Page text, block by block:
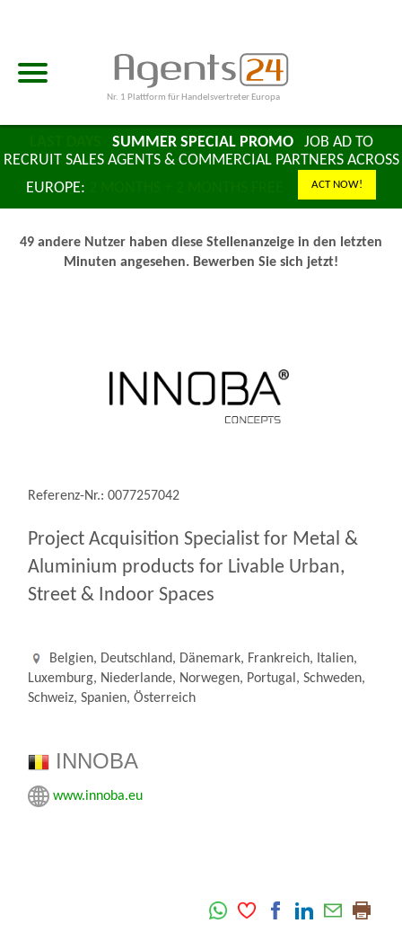
Nr. 1 Plattform für Handelsvertreter Europa
SUMMER SPECIAL PROMOJOB AD TO
RECRUIT SALES AGENTS & COMMERCIAL PARTNERS ACROSS
EUROPE:
ACT NOW!
49 andere Nutzer haben diese Stellenanzeige in den letzten
Minuten angesehen. Bewerben Sie sich jetzt!
Referenz-Nr.: 0077257042
Project Acquisition Specialist for Metal &
Aluminium products for Livable Urban,
Street & Indoor Spaces
Belgien, Deutschland, Dänemark, Frankreich, Italien,
Luxemburg, Niederlande, Norwegen, Portugal, Schweden,
Schweiz, Spanien, Österreich
INNOBA
www.innoba.eu